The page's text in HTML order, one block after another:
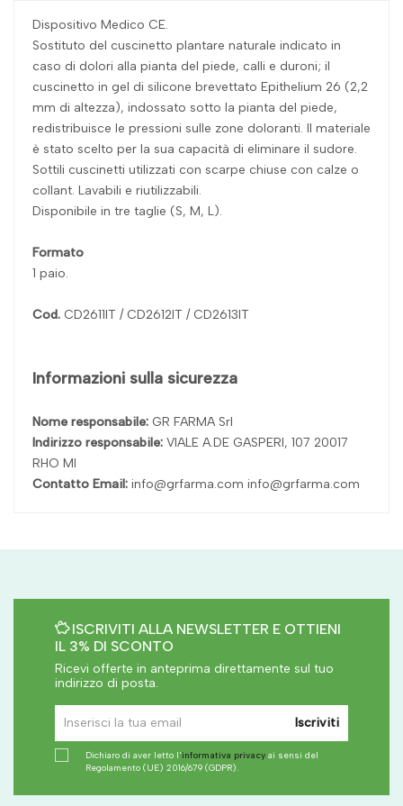
Dispositivo Medico CE.
Sostituto del cuscinetto plantare naturale indicato in
caso di dolori alla pianta del piede, calli e duroni; il
cuscinetto in gel di silicone brevettato Epithelium 26 (2,2
mm di altezza), indossato sotto la pianta del piede,
redistribuisce le pressioni sulle zone doloranti. Il materiale
è stato scelto per la sua capacità di eliminare il sudore.
Sottili cuscinetti utilizzati con scarpe chiuse con calze o
collant. Lavabili e riutilizzabili.
Disponibile in tre taglie (S, M, L).
Formato
1 paio.
Cod. CD2611IT / CD2612IT / CD2613IT
Informazioni sulla sicurezza
Nome responsabile: GR FARMA Srl
Indirizzo responsabile: VIALE A.DE GASPERI, 107 20017
RHO MI
Contatto Email: info@grfarma.com info@grfarma.com
ISCRIVITI ALLA NEWSLETTER E OTTIENI
IL 3% DI SCONTO
Ricevi offerte in anteprima direttamente sul tuo
indirizzo di posta.
Iscriviti
Dichiaro di aver letto l'informativa privacy ai sensi del
Regolamento (UE) 2016/679 (GDPR).